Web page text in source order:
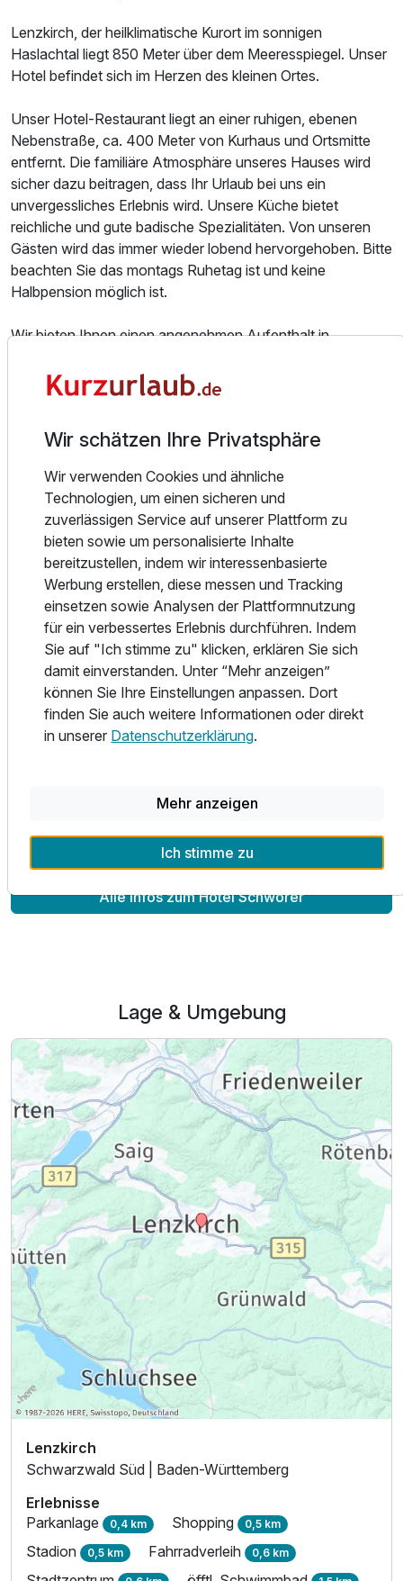
Für 5 Tage p.P. ab369,00 €
Lenzkirch, der heilklimatische Kurort im sonnigen
Haslachtal liegt 850 Meter über dem Meeresspiegel. Unser
Hotel befindet sich im Herzen des kleinen Ortes.
Unser Hotel-Restaurant liegt an einer ruhigen, ebenen
Nebenstraße, ca. 400 Meter von Kurhaus und Ortsmitte
entfernt. Die familiäre Atmosphäre unseres Hauses wird
sicher dazu beitragen, dass Ihr Urlaub bei uns ein
unvergessliches Erlebnis wird. Unsere Küche bietet
reichliche und gute badische Spezialitäten. Von unseren
Gästen wird das immer wieder lobend hervorgehoben. Bitte
beachten Sie das montags Ruhetag ist und keine
Halbpension möglich ist.
Wir bieten Ihnen einen angenehmen Aufenthalt in
HD-TV, Schreibtisch, LAN und W-LAN.
seiner schönsten Seite!
(1498 m), der Titisee und Schluchsee mit einem gut
ausgebauten Loipennetz quasi vor der Haustür.
An Sehenswürdigkeiten und Kultur sowie faszinierenden
Landschaften für Wanderungen, Sport oder
Motorradtouren mangelt es um Lenzkirch nicht. Allein
Burgen und Burgruinen, Schlösser, Klöster, Seen und
Wälder sowie historische Sensationen sind nur ein
Bruchteil dessen, was der Schwarzwald zu bieten hat. Die
deutsche Uhrenstraße entlang an Uhrmacherwerkstätten
und Museen durchquert auf ihrer Länge von insgesamt
320 Kilometern unseren Ort. Des Weiteren erwartet Sie der
Schwarzwaldpark Löffingen und Rundfahrten auf dem
Wir freuen uns auf Ihren Besuch!
Alle Infos zum Hotel Schwörer
Lage & Umgebung
Lenzkirch
Schwarzwald Süd | Baden-Württemberg
Erlebnisse
Parkanlage 0,4 km Shopping 0,5 km
Stadion 0,5 km Fahrradverleih 0,6 km
Wir schätzen Ihre Privatsphäre
Wir verwenden Cookies und ähnliche
Technologien, um einen sicheren und
zuverlässigen Service auf unserer Plattform zu
bieten sowie um personalisierte Inhalte
bereitzustellen, indem wir interessenbasierte
Werbung erstellen, diese messen und Tracking
einsetzen sowie Analysen der Plattformnutzung
für ein verbessertes Erlebnis durchführen. Indem
Sie auf "Ich stimme zu" klicken, erklären Sie sich
damit einverstanden. Unter “Mehr anzeigen”
können Sie Ihre Einstellungen anpassen. Dort
finden Sie auch weitere Informationen oder direkt
in unserer Datenschutzerklärung.
Mehr anzeigen
Ich stimme zu